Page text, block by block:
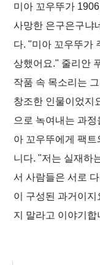
미아 꼬우뚜가
사망한 은구은구냐
다. "미아 꼬우뚜가
상했어요." 줄리안
작품 속 목소리는
창조한 인물이었지
으로 녹여내는 과
아 꼬우뚜에게 팩
니다. "저는 실재하
서 사람들은 서로
이 구성된 과거이
지 말라고 이야기합